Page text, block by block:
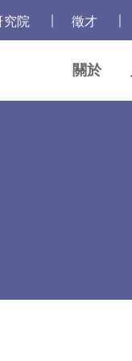
究院 徵才
關於